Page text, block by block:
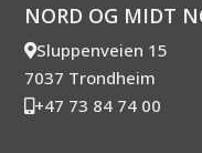
NORD OG MIDT
Sluppenveien 15
7037 Trondheim
+47 73 84 74 00